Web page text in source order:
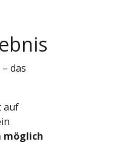
– das
auf
möglich